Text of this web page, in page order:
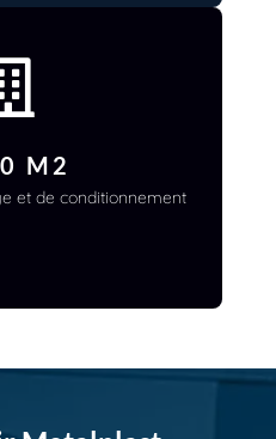
M2
et de conditionnement